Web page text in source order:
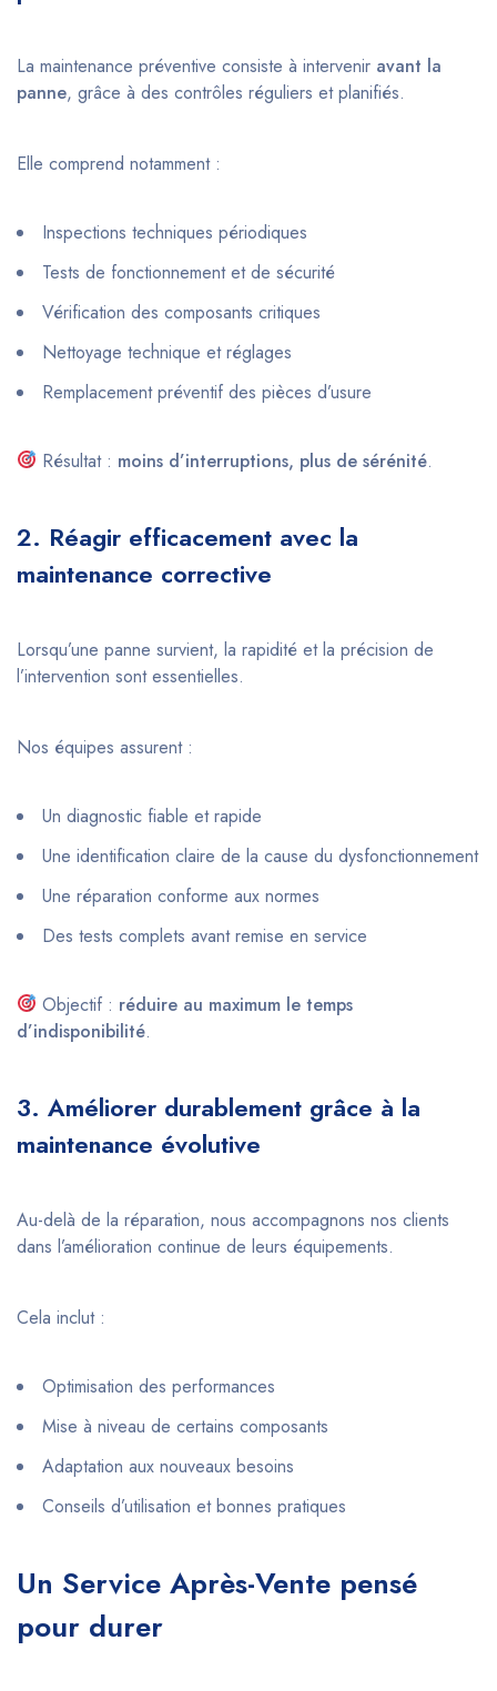
La maintenance préventive consiste à intervenir avant la
panne, grâce à des contrôles réguliers et planifiés.
Elle comprend notamment :
Inspections techniques périodiques
Tests de fonctionnement et de sécurité
Vérification des composants critiques
Nettoyage technique et réglages
Remplacement préventif des pièces d’usure
Résultat : moins d’interruptions, plus de sérénité.
2. Réagir efficacement avec la
maintenance corrective
Lorsqu’une panne survient, la rapidité et la précision de
l’intervention sont essentielles.
Nos équipes assurent :
Un diagnostic fiable et rapide
Une identification claire de la cause du dysfonctionnement
Une réparation conforme aux normes
Des tests complets avant remise en service
Objectif : réduire au maximum le temps
d’indisponibilité.
3. Améliorer durablement grâce à la
maintenance évolutive
Au-delà de la réparation, nous accompagnons nos clients
dans l’amélioration continue de leurs équipements.
Cela inclut :
Optimisation des performances
Mise à niveau de certains composants
Adaptation aux nouveaux besoins
Conseils d’utilisation et bonnes pratiques
Un Service Après-Vente pensé
pour durer